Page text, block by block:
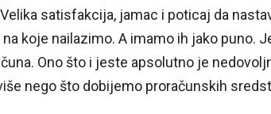
satisfakcija, jamac i poticaj da
koje nailazimo. A imamo ih jako puno.
Ono što i jeste apsolutno je
nego što dobijemo proračunskih